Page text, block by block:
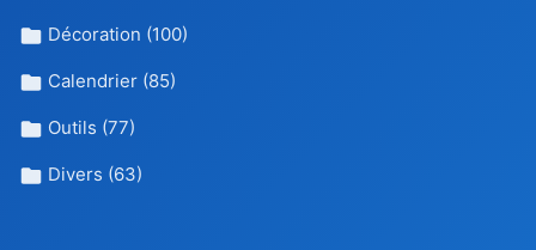
Décoration (100)
Calendrier (85)
Outils (77)
Divers (63)